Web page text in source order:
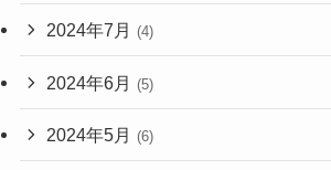
2024年7月 (4)
2024年6月 (5)
2024年5月 (6)